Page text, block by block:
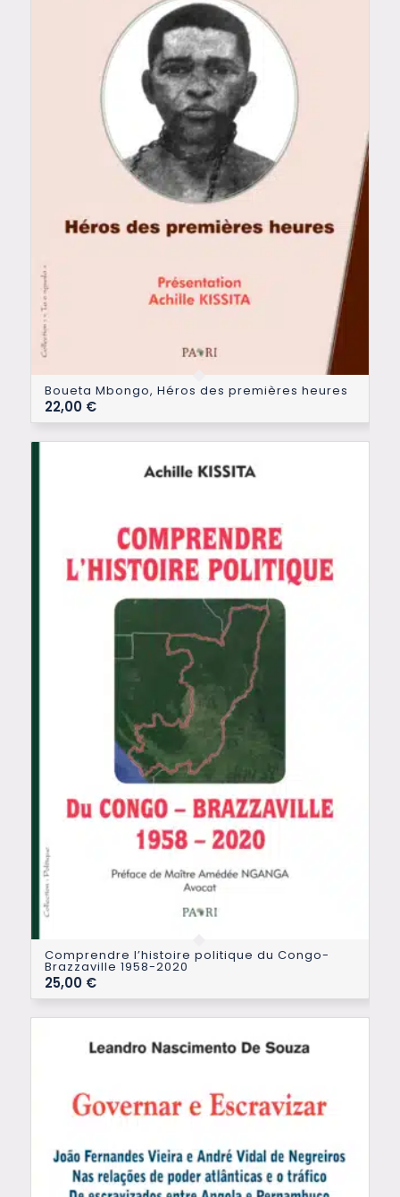
Boueta Mbongo, Héros des premières heures
22,00 €
Comprendre l’histoire politique du Congo-
Brazzaville 1958-2020
25,00 €